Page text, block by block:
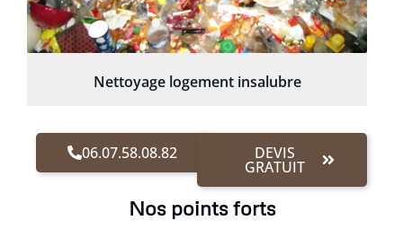
Nettoyage logement insalubre
06.07.58.08.82 DEVIS
GRATUIT
Nos points forts